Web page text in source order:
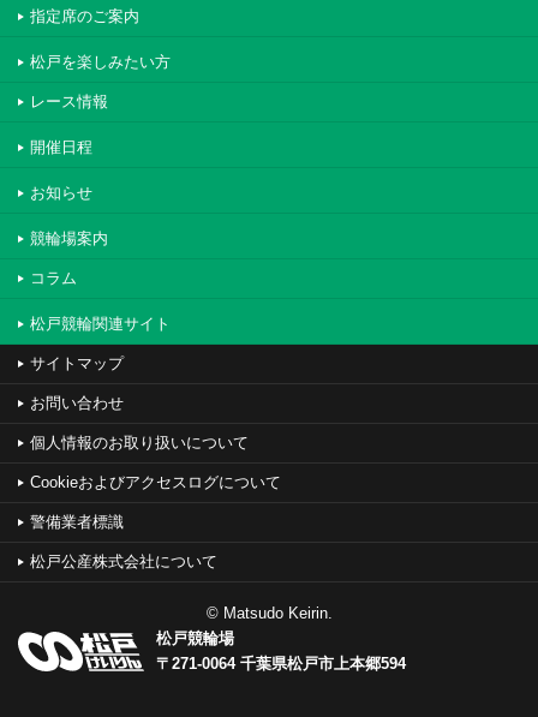
指定席のご案内
松戸を楽しみたい方
レース情報
開催日程
お知らせ
競輪場案内
コラム
松戸競輪関連サイト
サイトマップ
お問い合わせ
個人情報のお取り扱いについて
Cookieおよびアクセスログについて
警備業者標識
松戸公産株式会社について
© Matsudo Keirin.
松戸競輪場
〒271-0064 千葉県松戸市上本郷594